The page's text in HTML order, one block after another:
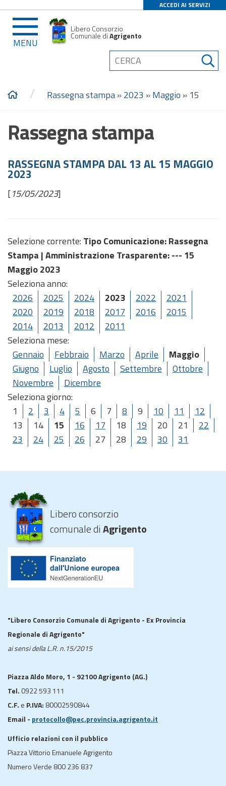
ACCEDI AI SERVIZI
MENU
Libero Consorzio
Comunale diAgrigento
/ Rassegna stampa»2023 »Maggio » 15
Rassegna stampa
RASSEGNA STAMPA DAL 13 AL 15 MAGGIO
2023
[15/05/2023]
Selezione corrente: Tipo Comunicazione: Rassegna
Stampa |Amministrazione Trasparente: --- 15
Maggio 2023
Seleziona anno:
2026
2025 2024 2023 2022
2021
2020
2019 2018 2017 2016
2015
2014
2013 2012
2011
Seleziona mese:
Gennaio
Febbraio Marzo Aprile
Maggio
Giugno
Luglio Agosto Settembre
Ottobre
Novembre
Dicembre
Seleziona giorno:
1
2 3 4 5 6 7 8 9 10 11
12
13
14 15 16 17 18 19 20 21
22
23
24 25 26 27 28 29 30 31
Libero consorzio
comunale diAgrigento
"Libero Consorzio Comunale di Agrigento - Ex Provincia
Regionale di Agrigento"
ai sensi della L.R. n.15/2015
Piazza Aldo Moro, 1 - 92100 Agrigento (AG.)
Tel. 0922 593 111
C.F. e P.IVA: 80002590844
Email - protocollo@pec.provincia.agrigento.it
Ufficio relazioni con il pubblico
Piazza Vittorio Emanuele Agrigento
Numero Verde 800 236 837